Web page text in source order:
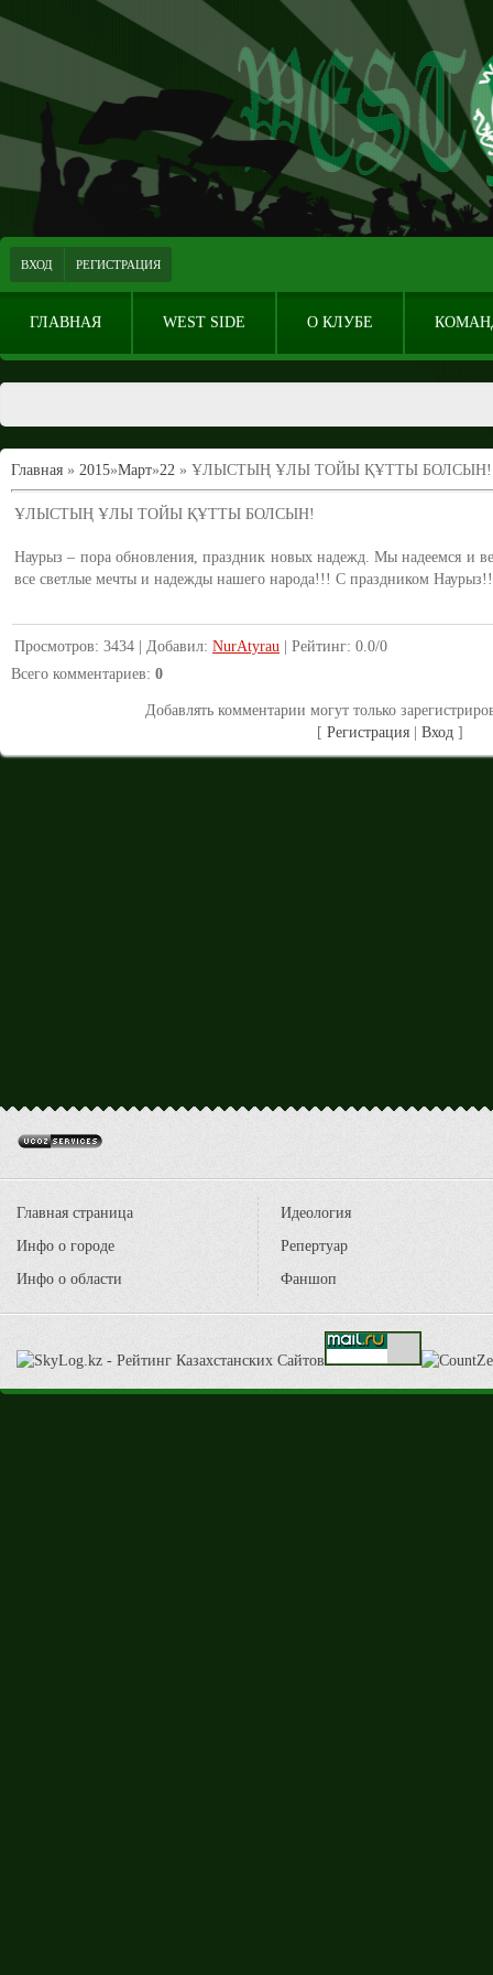
ВХОД РЕГИСТРАЦИЯ
ГЛАВНАЯ WEST SIDE О КЛУБЕ
Главная » 2015»Март»22 » ҰЛЫСТЫҢ ҰЛЫ ТОЙЫ ҚҰТТЫ БОЛСЫН!
ҰЛЫСТЫҢ ҰЛЫ ТОЙЫ ҚҰТТЫ БОЛСЫН!
Наурыз – пора обновления, праздник новых надежд. Мы надеемся и
все светлые мечты и надежды нашего народа!!! С праздником
Просмотров: 3434 Добавил: NurAtyrau Рейтинг: 0.0/0
Всего комментариев: 0
Добавлять комментарии могут только
[Регистрация |Вход ]
Главная страница
Инфо о городе
Инфо о области
Идеология
Репертуар
Фаншоп